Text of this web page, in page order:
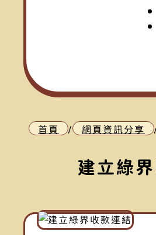
首頁 / 網頁資訊分享
建立綠